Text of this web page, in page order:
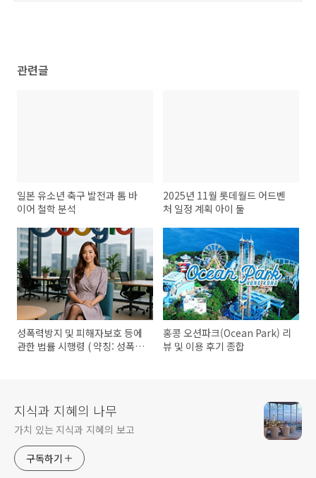
관련글
일본 유소년 축구 발전과 톰 바
이어 철학 분석
2025년 11월 롯데월드 어드벤
처 일정 계획 아이 둘
성폭력방지 및 피해자보호 등에
관한 법률 시행령 ( 약칭: 성폭력
홍콩 오션파크(Ocean Park) 리
뷰 및 이용 후기 종합
지식과 지혜의 나무
가치 있는 지식과 지혜의 보고
구독하기